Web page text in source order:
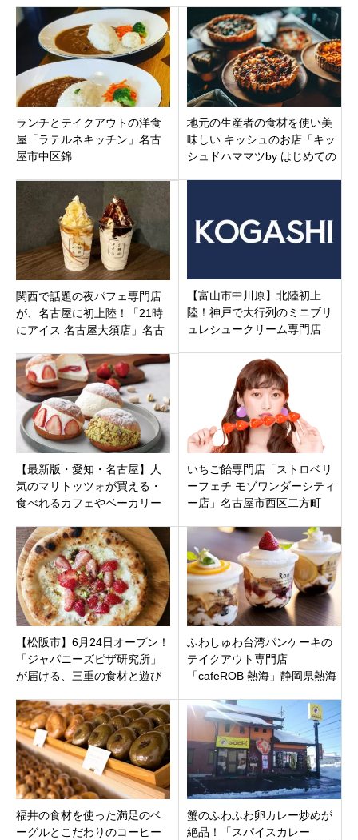
ランチとテイクアウトの洋食
屋「ラテルネキッチン」名古
屋市中区錦
地元の生産者の食材を使い美
味しい キッシュのお店「キッ
シュドハママツby はじめての
関西で話題の夜パフェ専門店
が、名古屋に初上陸！「21時
にアイス 名古屋大須店」名古
【富山市中川原】北陸初上
陸！神戸で大行列のミニブリ
ュレシュークリーム専門店
日オープン！
【最新版・愛知・名古屋】人
気のマリトッツォが買える・
食べれるカフェやベーカリー
イートインも
いちご飴専門店「ストロベリ
ーフェチ モゾワンダーシティ
ー店」名古屋市西区二方町
【松阪市】6月24日オープン！
「ジャパニーズピザ研究所」
が届ける、三重の食材と遊び
ピザ
ふわしゅわ台湾パンケーキの
テイクアウト専門店
「cafeROB 熱海」静岡県熱海
徒歩0分3月30日オープン。
福井の食材を使った満足のベ
ーグルとこだわりのコーヒー
蟹のふわふわ卵カレー炒めが
絶品！「スパイスカレー